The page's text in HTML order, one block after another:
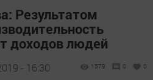
Результатом
доходов людей
- 16:30 1579 0 0